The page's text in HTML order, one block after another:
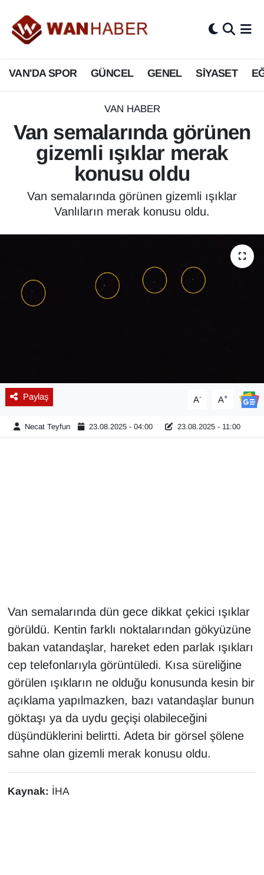
VAN'DA SPOR GÜNCEL GENEL SİYASET
VAN HABER
Van semalarında görünen
gizemli ışıklar merak
konusu oldu
Van semalarında görünen gizemli ışıklar
Vanlıların merak konusu oldu.
Paylaş A- A+
Necat Teyfun 23.08.2025 - 04:00 23.08.2025 - 11:00
Van semalarında dün gece dikkat çekici ışıklar
görüldü. Kentin farklı noktalarından gökyüzüne
bakan vatandaşlar, hareket eden parlak ışıkları
cep telefonlarıyla görüntüledi. Kısa süreliğine
görülen ışıkların ne olduğu konusunda kesin bir
açıklama yapılmazken, bazı vatandaşlar bunun
göktaşı ya da uydu geçişi olabileceğini
düşündüklerini belirtti. Adeta bir görsel şölene
sahne olan gizemli merak konusu oldu.
Kaynak: İHA
3.SAYFA
ASAYİŞ
BİLİM VE TEKNOLOJİ
Biyografi
Bölge Haberleri
ÇEVRE
Diğer
Eleman
Emlak
HABERDE İNSAN
İngilizce
Kadın
Kamu Alımları
Kim Kimdir?
KURDÎ
Van Nöbetçi Eczaneler
Van Hava Durumu
Van Namaz Vakitleri
Van Trafik Yoğunluk Haritası
Süper Lig Puan Durumu ve Fikstür
Tüm Manşetler